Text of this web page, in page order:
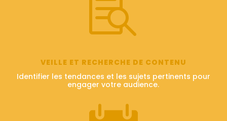

VEILLE ET RECHERCHE DE CONTENU
Identifier les tendances et les sujets pertinents pour
engager votre audience.